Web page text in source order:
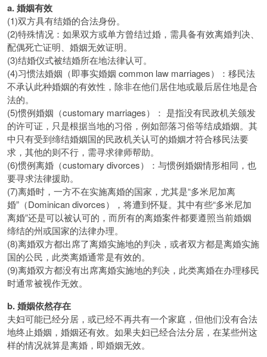
a. 婚姻有效
(1)双方具有结婚的合法身份。
(2)特殊情况：如果双方或单方曾结过婚，需具备有效离婚判决、
配偶死亡证明、婚姻无效证明。
(3)结婚仪式被结婚所在地法律认可。
(4)习惯法婚姻（即事实婚姻 common law marriages）：移民法
不承认此种婚姻的有效性，除非在他们居住地或最后居住地是合
法的。
(5)惯例婚姻（customary marriages）： 是指没有民政机关颁发
的许可证，只是根据当地的习俗，例如部落习俗等结成婚姻。其
中只有受到缔结婚姻国的民政机关认可的婚姻才符合移民法要
求，其他的则不行，需寻求律师帮助。
(6)惯例离婚（customary divorces）：与惯例婚姻情形相同，也
要寻求法律援助。
(7)离婚时，一方不在实施离婚的国家，尤其是“多米尼加离
婚”（Dominican divorces），将遭到怀疑。其中有些“多米尼加
离婚”还是可以被认可的，而所有的离婚案件都要遵照当前婚姻
缔结的州或国家的法律办理。
(8)离婚双方都出席了离婚实施地的判决，或者双方都是离婚实施
国的公民，此类离婚通常是有效的。
(9)离婚双方都没有出席离婚实施地的判决，此类离婚在办理移民
时通常被视作无效。
b. 婚姻依然存在
夫妇可能已经分居，或已经不再共有一个家庭，但他们没有合法
地终止婚姻，婚姻还有效。如果夫妇已经合法分居，在某些州这
样的情况就算是离婚，即婚姻无效。